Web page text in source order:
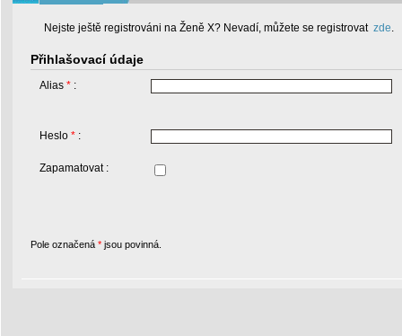
Nejste ještě registrováni na Ženě X? Nevadí, můžete se registrovat zde.
Přihlašovací údaje
Alias * :
Heslo * :
Zapamatovat :
Pole označená * jsou povinná.